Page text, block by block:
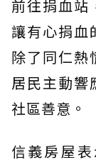
前往捐血站
讓有心捐血
除了同仁熱
居民主動響
社區善意。
信義房屋